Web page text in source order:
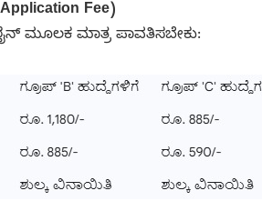
Fee)
ಮೂಲಕ ಮಾತ್ರ ಪಾವತಿಸಬೇಕು: